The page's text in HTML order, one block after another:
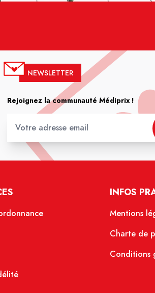
NEWSLETTER
Rejoignez la communauté Médiprix !
INFOS
Mentions
Charte de
Conditions